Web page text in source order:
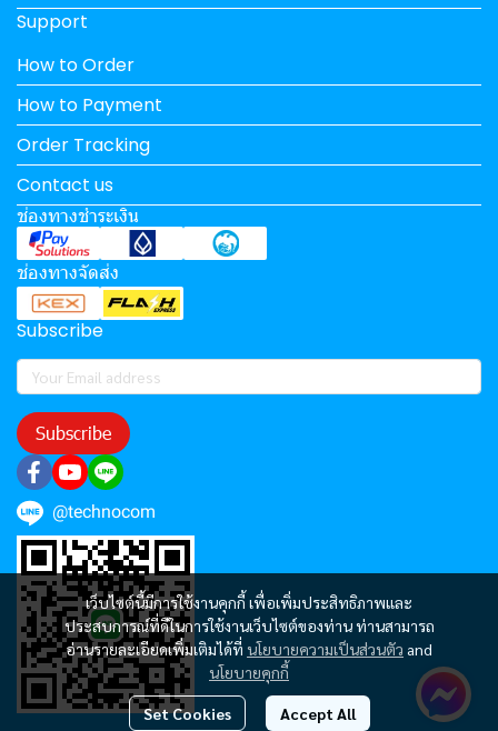
เว็บไซต์นี้มีการใช้งานคุกกี้ เพื่อเพิ่มประสิทธิภาพและ
ประสบการณ์ที่ดีในการใช้งานเว็บไซต์ของท่าน ท่านสามารถ
อ่านรายละเอียดเพิ่มเติมได้ที่ นโยบายความเป็นส่วนตัว and
นโยบายคุกกี้
Set Cookies Accept All
Support
How to Order
How to Payment
Order Tracking
Contact us
ช่องทางชำระเงิน
ช่องทางจัดส่ง
Subscribe
Subscribe
@technocom